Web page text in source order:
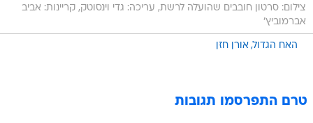
צילום: סרטון חובבים שהועלה לרשת, עריכה: גדי וינסוטק, קריינות: אביב
אברמוביץ'
האח הגדול אורן חזן
טרם התפרסמו תגובות